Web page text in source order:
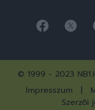
© 1999 - 2023
Impresszum
Szerzői